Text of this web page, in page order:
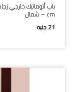
cm – شمال
21جنيه